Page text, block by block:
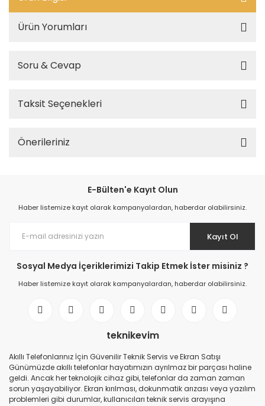
Ürün Yorumları
Soru & Cevap
Taksit Seçenekleri
Önerileriniz
E-Bülten'e Kayıt Olun
Haber listemize kayıt olarak kampanyalardan, haberdar olabilirsiniz.
Kayıt Ol
Sosyal Medya İçeriklerimizi Takip Etmek İster misiniz ?
Haber listemize kayıt olarak kampanyalardan, haberdar olabilirsiniz.
teknikevim
Akıllı Telefonlarınız İçin Güvenilir Teknik Servis ve Ekran Satışı
Günümüzde akıllı telefonlar hayatımızın ayrılmaz bir parçası haline
geldi. Ancak her teknolojik cihaz gibi, telefonlar da zaman zaman
sorun yaşayabiliyor. Ekran kırılması, dokunmatik arızası veya yazılım
problemleri gibi durumlar, kullanıcıları teknik servis arayışına